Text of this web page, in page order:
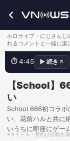
ホロライブ・にじさんじ
れるコメントと一緒に楽
💬RTA:
1歩も
⏱4:45 ▶ 続き ↗
【School】
い
School 666初コラボ
い、花前ハルと共に
いうちに即座にゲー
※タイトル・要約は自動生